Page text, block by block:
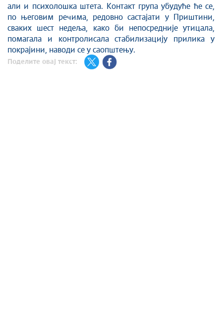
али и психолошка штета. Контакт група убудуће ће се,
по његовим речима, редовно састајати у Приштини,
сваких шест недеља, како би непосредније утицала,
помагала и контролисала стабилизацију прилика у
покрајини, наводи се у саопштењу.
Поделите овај текст: